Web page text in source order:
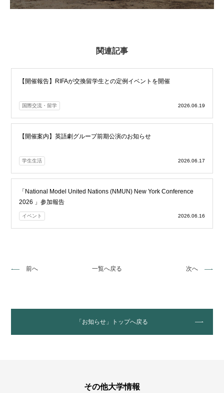
関連記事
【開催報告】RIFAが交換留学生との定例イベントを開催
国際交流・留学 2026.06.19
【開催案内】英語劇グループ前期公演のお知らせ
学生生活 2026.06.17
「National Model United Nations (NMUN) New York Conference
2026 」参加報告
イベント 2026.06.16
前へ 一覧へ戻る 次へ
「お知らせ」トップへ戻る
その他大学情報